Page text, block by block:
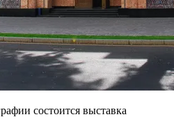
состоится выставка